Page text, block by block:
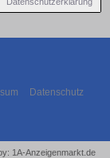
Datenschutz
1A-Anzeigenmarkt.de